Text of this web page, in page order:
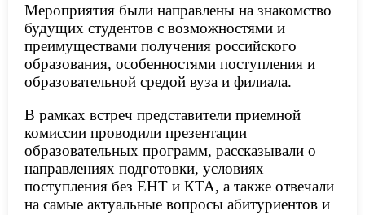
Мероприятия были направлены на знакомство
будущих студентов с возможностями и
преимуществами получения российского
образования, особенностями поступления и
образовательной средой вуза и филиала.
В рамках встреч представители приемной
комиссии проводили презентации
образовательных программ, рассказывали о
направлениях подготовки, условиях
поступления без ЕНТ и КТА, а также отвечали
на самые актуальные вопросы абитуриентов и